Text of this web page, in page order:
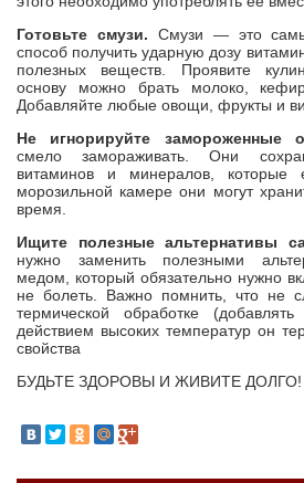
Готовьте смузи. Смузи — это
способ получить ударную дозу
полезных веществ. Проявите
основу можно брать молоко,
Добавляйте любые овощи, фрукты и
Не игнорируйте замороженные
смело замораживать. Они
витаминов и минералов,
морозильной камере они могут
время.
Ищите полезные альтернативы
нужно заменить полезными
медом, который обязательно нужно
не болеть. Важно помнить, что не
термической обработке
действием высоких температур он
свойства
БУДЬТЕ ЗДОРОВЫ И ЖИВИТЕ ДОЛГО!